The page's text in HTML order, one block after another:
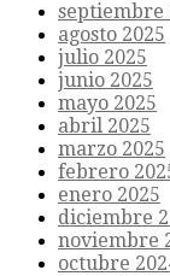
septiembre
agosto 2025
julio 2025
junio 2025
mayo 2025
abril 2025
marzo 2025
febrero
enero 2025
diciembre
noviembre
octubre